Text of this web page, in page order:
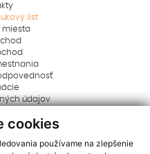
cookies
používame na zlepšenie
list
miesta
údajov
tipy